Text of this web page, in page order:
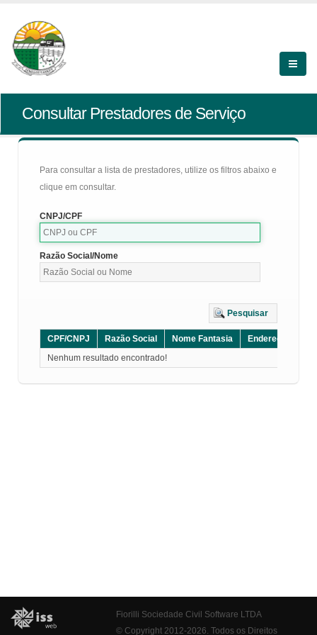
Consultar Prestadores de Serviço
Para consultar a lista de prestadores, utilize os filtros abaixo e
clique em consultar.
CNPJ/CPF
Razão Social/Nome
Pesquisar
CPF/CNPJ Razão Social Nome Fantasia Endereço
Nenhum resultado encontrado!
Fiorilli Sociedade Civil Software LTDA
© Copyright 2012-2026. Todos os Direitos